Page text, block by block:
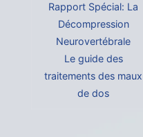
Rapport Spécial: La
Décompression
Neurovertébrale
Le guide des
traitements des maux
de dos